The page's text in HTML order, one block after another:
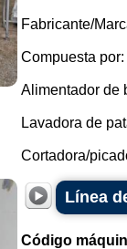
Fabricante/
Compuesta por:
Alimentador de
Lavadora de
Cortadora/
Línea
Código